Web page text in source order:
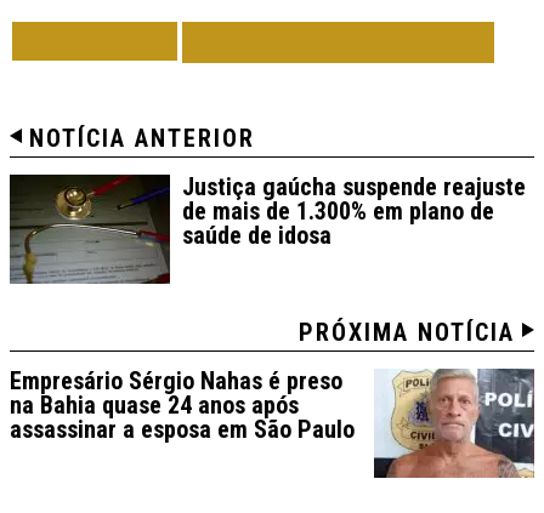
NOTÍCIA ANTERIOR
Justiça gaúcha suspende reajuste
de mais de 1.300% em plano de
saúde de idosa
PRÓXIMA NOTÍCIA
Empresário Sérgio Nahas é preso
na Bahia quase 24 anos após
assassinar a esposa em São Paulo